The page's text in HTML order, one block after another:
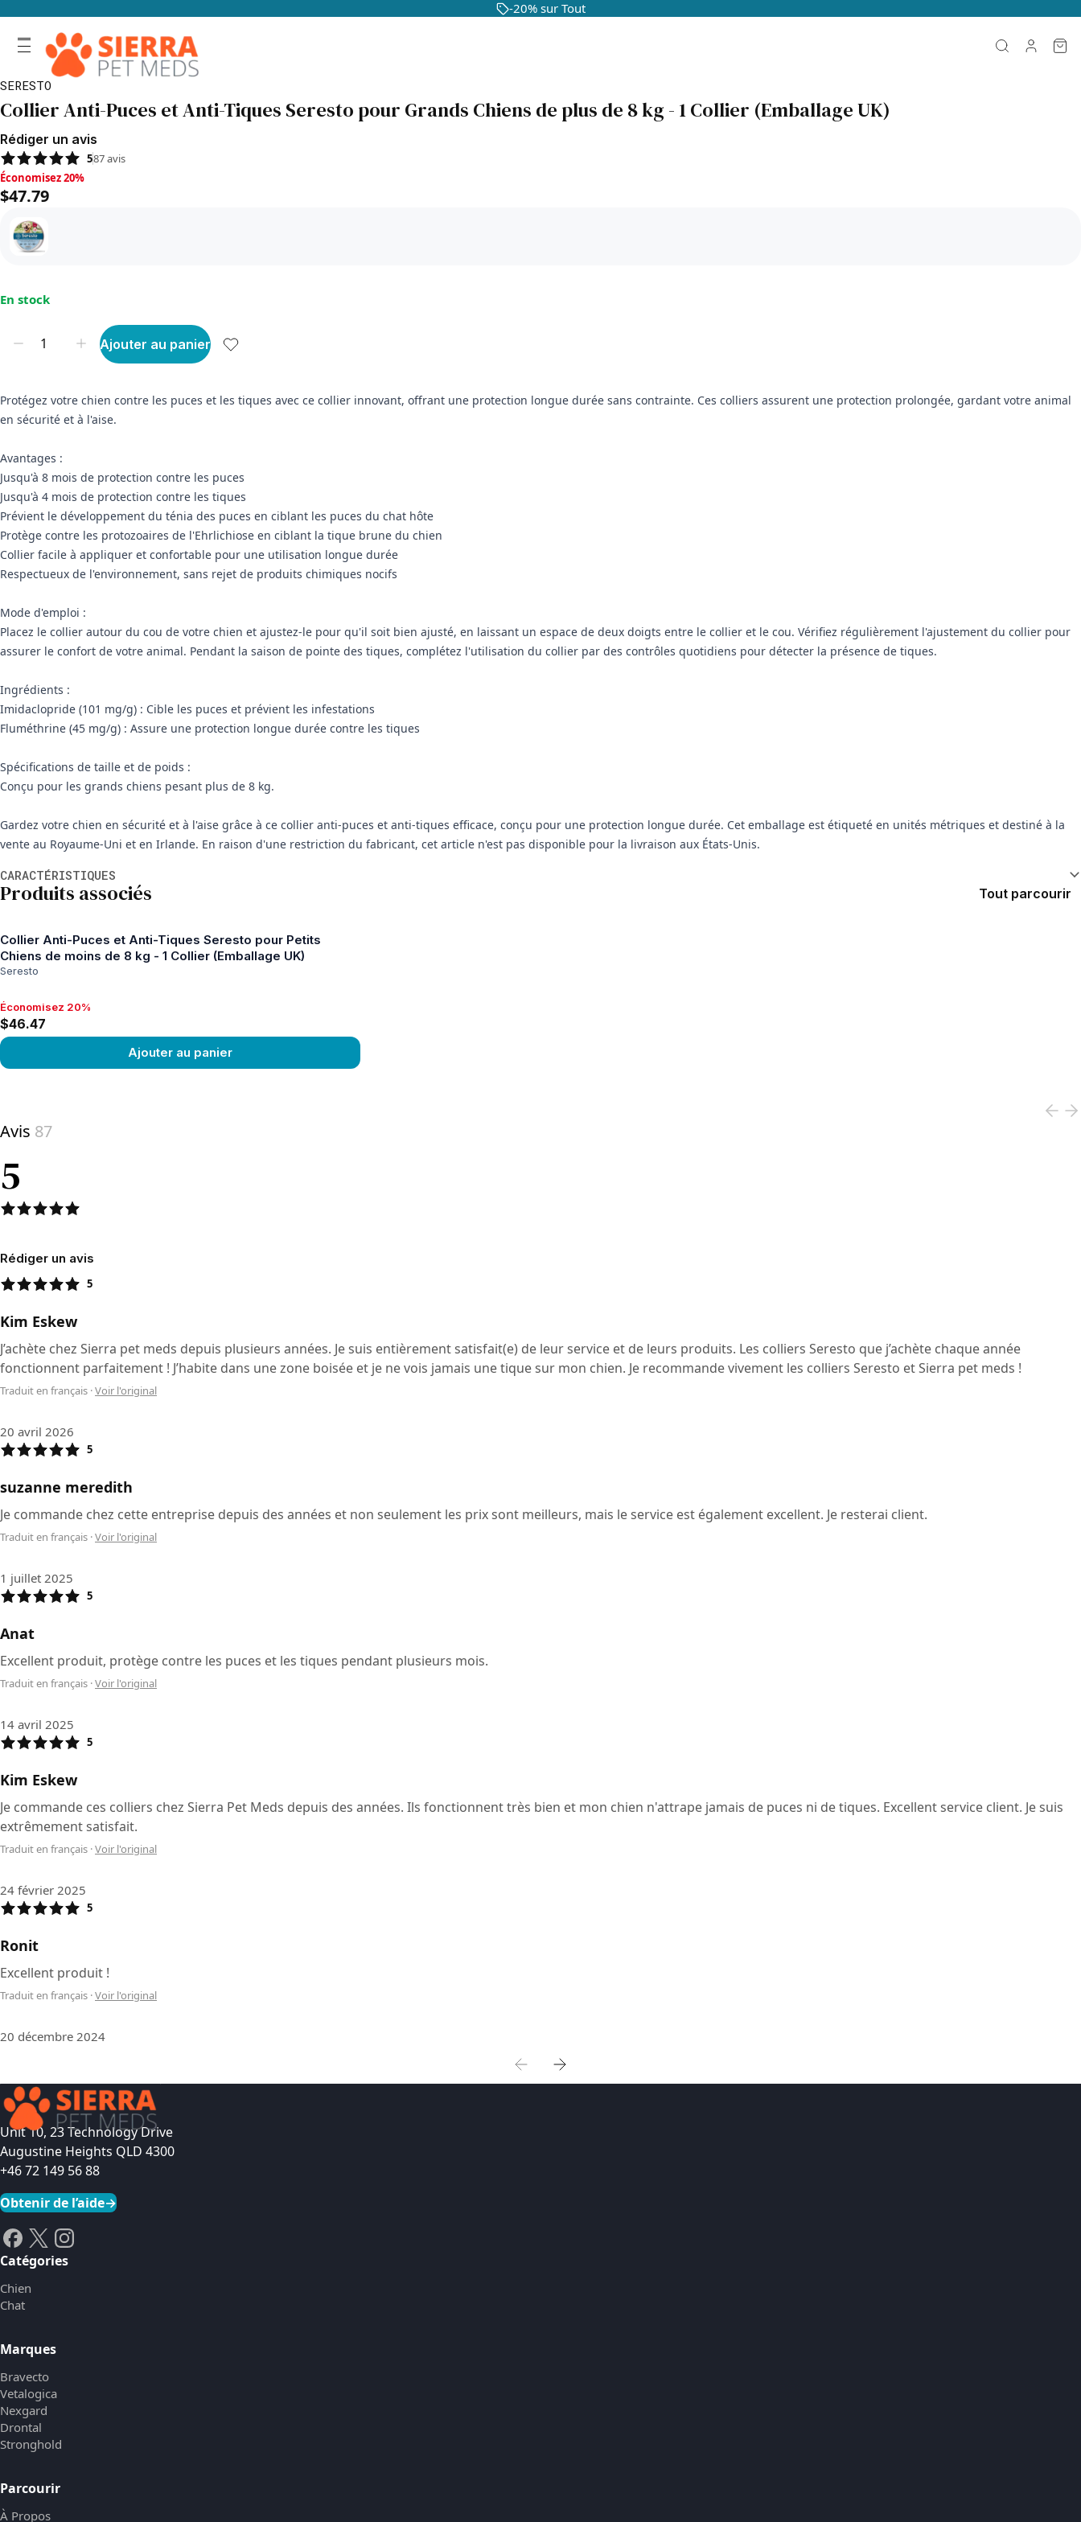
-20% sur Tout
SERESTO
Collier Anti-Puces et Anti-Tiques Seresto pour Grands Chiens de plus de 8 kg - 1 Collier (Emballage UK)
Rédiger un avis
587avis
Économisez 20%, $47.79
Économisez 20%
$47.79
En stock
Ajouter au panier
Protégez votre chien contre les puces et les tiques avec ce collier innovant, offrant une protection longue durée sans contrainte. Ces colliers assurent une protection prolongée, gardant votre animal
en sécurité et à l'aise.
Avantages :
Jusqu'à 8 mois de protection contre les puces
Jusqu'à 4 mois de protection contre les tiques
Prévient le développement du ténia des puces en ciblant les puces du chat hôte
Protège contre les protozoaires de l'Ehrlichiose en ciblant la tique brune du chien
Collier facile à appliquer et confortable pour une utilisation longue durée
Respectueux de l'environnement, sans rejet de produits chimiques nocifs
Mode d'emploi :
Placez le collier autour du cou de votre chien et ajustez-le pour qu'il soit bien ajusté, en laissant un espace de deux doigts entre le collier et le cou. Vérifiez régulièrement l'ajustement du collier pour
assurer le confort de votre animal. Pendant la saison de pointe des tiques, complétez l'utilisation du collier par des contrôles quotidiens pour détecter la présence de tiques.
Ingrédients :
Imidaclopride (101 mg/g) : Cible les puces et prévient les infestations
Fluméthrine (45 mg/g) : Assure une protection longue durée contre les tiques
Spécifications de taille et de poids :
Conçu pour les grands chiens pesant plus de 8 kg.
Gardez votre chien en sécurité et à l'aise grâce à ce collier anti-puces et anti-tiques efficace, conçu pour une protection longue durée. Cet emballage est étiqueté en unités métriques et destiné à la
vente au Royaume-Uni et en Irlande. En raison d'une restriction du fabricant, cet article n'est pas disponible pour la livraison aux États-Unis.
CARACTÉRISTIQUES
Produits associés Tout parcourir
Collier Anti-Puces et Anti-Tiques Seresto pour Petits
Chiens de moins de 8 kg - 1 Collier (Emballage UK)
Seresto
Économisez 20%, $46.47
Économisez 20%
$46.47
Ajouter au panier
Avis 87
5
Rédiger un avis
5
Kim Eskew
J’achète chez Sierra pet meds depuis plusieurs années. Je suis entièrement satisfait(e) de leur service et de leurs produits. Les colliers Seresto que j’achète chaque année
fonctionnent parfaitement ! J’habite dans une zone boisée et je ne vois jamais une tique sur mon chien. Je recommande vivement les colliers Seresto et Sierra pet meds !
Traduit en français ·Voir l'original
20 avril 2026
5
suzanne meredith
Je commande chez cette entreprise depuis des années et non seulement les prix sont meilleurs, mais le service est également excellent. Je resterai client.
Traduit en français ·Voir l'original
1 juillet 2025
5
Anat
Excellent produit, protège contre les puces et les tiques pendant plusieurs mois.
Traduit en français ·Voir l'original
14 avril 2025
5
Kim Eskew
Je commande ces colliers chez Sierra Pet Meds depuis des années. Ils fonctionnent très bien et mon chien n'attrape jamais de puces ni de tiques. Excellent service client. Je suis
extrêmement satisfait.
Traduit en français ·Voir l'original
24 février 2025
5
Ronit
Excellent produit !
Traduit en français ·Voir l'original
20 décembre 2024
Unit 10, 23 Technology Drive
Augustine Heights QLD 4300
+46 72 149 56 88
Obtenir de l’aide→
Catégories
Chien
Chat
Marques
Bravecto
Vetalogica
Nexgard
Drontal
Stronghold
Parcourir
À Propos